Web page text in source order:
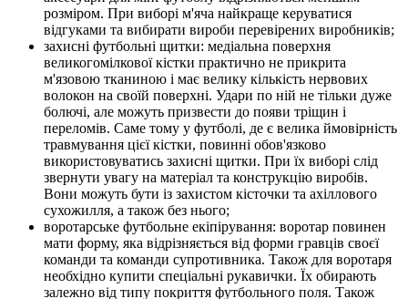
розміром. При виборі м'яча найкраще керуватися
відгуками та вибирати вироби перевірених виробників;
захисні футбольні щитки: медіальна поверхня
великогомілкової кістки практично не прикрита
м'язовою тканиною і має велику кількість нервових
волокон на своїй поверхні. Удари по ній не тільки дуже
болючі, але можуть призвести до появи тріщин і
переломів. Саме тому у футболі, де є велика ймовірність
травмування цієї кістки, повинні обов'язково
використовуватись захисні щитки. При їх виборі слід
звернути увагу на матеріал та конструкцію виробів.
Вони можуть бути із захистом кісточки та ахіллового
сухожилля, а також без нього;
воротарське футбольне екіпірування: воротар повинен
мати форму, яка відрізняється від форми гравців своєї
команди та команди супротивника. Також для воротаря
необхідно купити спеціальні рукавички. Їх обирають
залежно від типу покриття футбольного поля. Також